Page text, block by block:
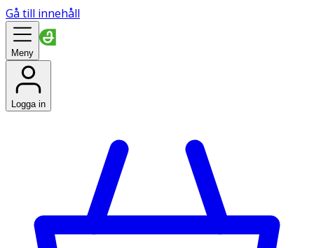
Gå till innehåll
Meny
Logga in